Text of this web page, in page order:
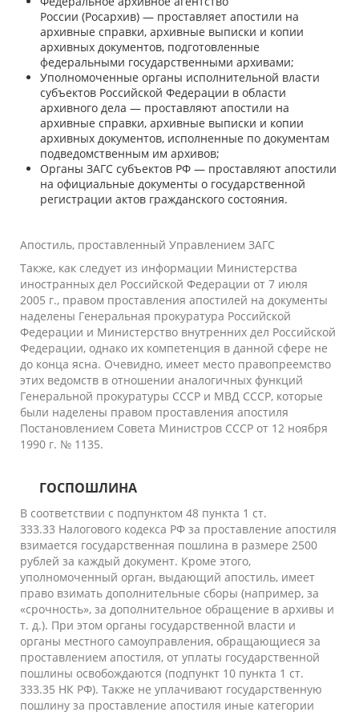
России (Росархив) — проставляет апостили на
архивные справки, архивные выписки и копии
архивных документов, подготовленные
федеральными государственными архивами;
Уполномоченные органы исполнительной власти
субъектов Российской Федерации в области
архивного дела — проставляют апостили на
архивные справки, архивные выписки и копии
архивных документов, исполненные по документам
подведомственным им архивов;
Органы ЗАГС субъектов РФ — проставляют апостили
на официальные документы о государственной
регистрации актов гражданского состояния.
Апостиль, проставленный Управлением ЗАГС
Также, как следует из информации Министерства
иностранных дел Российской Федерации от 7 июля
2005 г., правом проставления апостилей на документы
наделены Генеральная прокуратура Российской
Федерации и Министерство внутренних дел Российской
Федерации, однако их компетенция в данной сфере не
до конца ясна. Очевидно, имеет место правопреемство
этих ведомств в отношении аналогичных функций
Генеральной прокуратуры СССР и МВД СССР, которые
были наделены правом проставления апостиля
Постановлением Совета Министров СССР от 12 ноября
1990 г. № 1135.
ГОСПОШЛИНА
В соответствии с подпунктом 48 пункта 1 ст.
333.33 Налогового кодекса РФ за проставление апостиля
взимается государственная пошлина в размере 2500
рублей за каждый документ. Кроме этого,
уполномоченный орган, выдающий апостиль, имеет
право взимать дополнительные сборы (например, за
«срочность», за дополнительное обращение в архивы и
т. д.). При этом органы государственной власти и
органы местного самоуправления, обращающиеся за
проставлением апостиля, от уплаты государственной
пошлины освобождаются (подпункт 10 пункта 1 ст.
333.35 НК РФ). Также не уплачивают государственную
пошлину за проставление апостиля иные категории